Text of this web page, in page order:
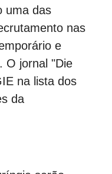
uma das
nas
e
O jornal "Die
na lista dos
da